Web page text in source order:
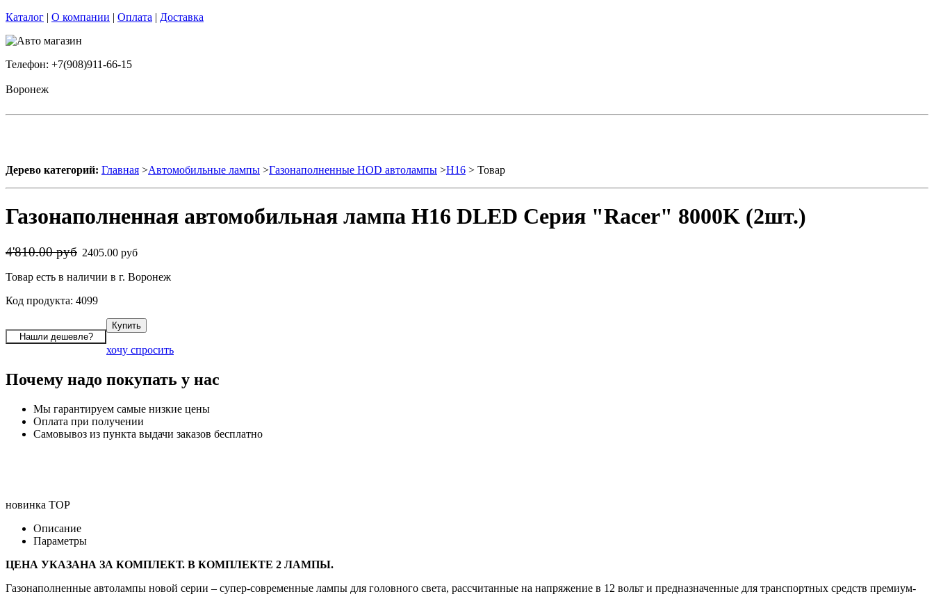
Каталог | О компании | Оплата | Доставка
Телефон: +7(908)911-66-15
Воронеж
Дерево категорий: Главная >Автомобильные лампы >Газонаполненные HOD автолампы >H16 > Товар
Газонаполненная автомобильная лампа H16 DLED Серия "Racer" 8000K (2шт.)
4'810.00 руб 2405.00 руб
Товар есть в наличии в г. Воронеж
Код продукта: 4099
хочу спросить
Почему надо покупать у нас
Мы гарантируем самые низкие цены
Оплата при получении
Самовывоз из пункта выдачи заказов бесплатно
новинка TOP
Описание
Параметры
ЦЕНА УКАЗАНА ЗА КОМПЛЕКТ. В КОМПЛЕКТЕ 2 ЛАМПЫ.
Газонаполненные автолампы новой серии – супер-современные лампы для головного света, рассчитанные на напряжение в 12 вольт и предназначенные для транспортных средств премиум-